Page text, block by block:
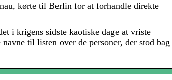
kørte til Berlin for at forhandle direkte
i krigens sidste kaotiske dage at vriste
til listen over de personer, der stod bag